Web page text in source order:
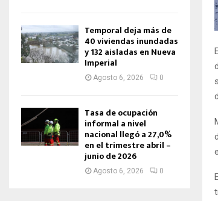
Temporal deja más de
40 viviendas inundadas
y 132 aisladas en Nueva
Imperial
Agosto 6, 2026 0
Tasa de ocupación
informal a nivel
nacional llegó a 27,0%
en el trimestre abril –
junio de 2026
Agosto 6, 2026 0